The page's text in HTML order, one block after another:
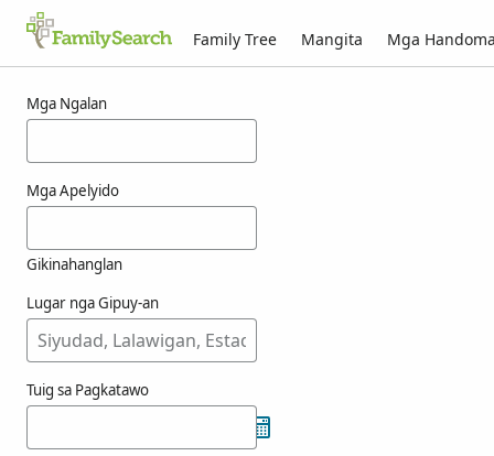
Family Tree Mangita Mga
Mga Ngalan
Mga Apelyido
Gikinahanglan
Lugar nga Gipuy-an
Tuig sa Pagkatawo